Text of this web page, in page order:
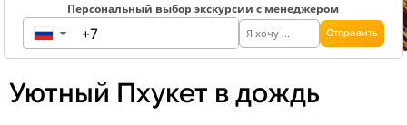
Персональный выбор экскурсии с менеджером
▼ Отправить
Уютный Пхукет в дождь